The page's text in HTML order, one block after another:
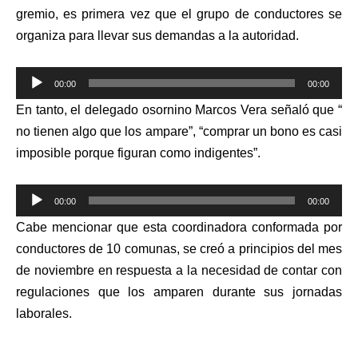
gremio, es primera vez que el grupo de conductores se
organiza para llevar sus demandas a la autoridad.
Reproductor
de
audio
00:00 00:00
En tanto, el delegado osornino Marcos Vera señaló que “
no tienen algo que los ampare”, “comprar un bono es casi
imposible porque figuran como indigentes”.
Reproductor
de
audio
00:00 00:00
Cabe mencionar que esta coordinadora conformada por
conductores de 10 comunas, se creó a principios del mes
de noviembre en respuesta a la necesidad de contar con
regulaciones que los amparen durante sus jornadas
laborales.